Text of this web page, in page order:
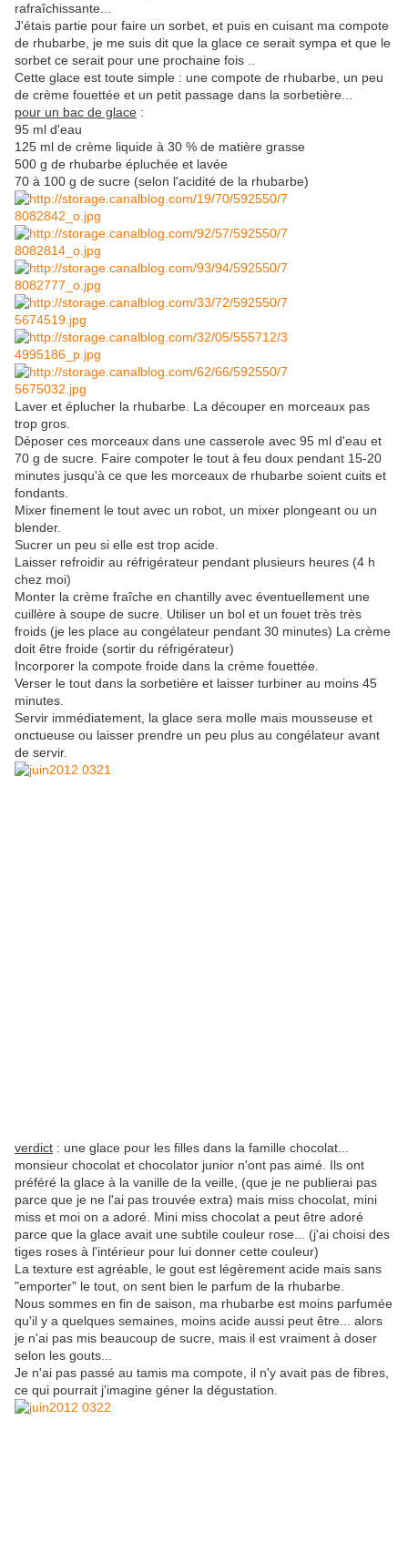
rafraîchissante...
J'étais partie pour faire un sorbet, et puis en cuisant ma compote
de rhubarbe, je me suis dit que la glace ce serait sympa et que le
sorbet ce serait pour une prochaine fois ..
Cette glace est toute simple : une compote de rhubarbe, un peu
de crème fouettée et un petit passage dans la sorbetière...
pour un bac de glace :
95 ml d'eau
125 ml de crème liquide à 30 % de matière grasse
500 g de rhubarbe épluchée et lavée
70 à 100 g de sucre (selon l'acidité de la rhubarbe)
Laver et éplucher la rhubarbe. La découper en morceaux pas
trop gros.
Déposer ces morceaux dans une casserole avec 95 ml d'eau et
70 g de sucre. Faire compoter le tout à feu doux pendant 15-20
minutes jusqu'à ce que les morceaux de rhubarbe soient cuits et
fondants.
Mixer finement le tout avec un robot, un mixer plongeant ou un
blender.
Sucrer un peu si elle est trop acide.
Laisser refroidir au réfrigérateur pendant plusieurs heures (4 h
chez moi)
Monter la crème fraîche en chantilly avec éventuellement une
cuillère à soupe de sucre. Utiliser un bol et un fouet très très
froids (je les place au congélateur pendant 30 minutes) La crème
doit être froide (sortir du réfrigérateur)
Incorporer la compote froide dans la crème fouettée.
Verser le tout dans la sorbetière et laisser turbiner au moins 45
minutes.
Servir immédiatement, la glace sera molle mais mousseuse et
onctueuse ou laisser prendre un peu plus au congélateur avant
de servir.
verdict : une glace pour les filles dans la famille chocolat...
monsieur chocolat et chocolator junior n'ont pas aimé. Ils ont
préféré la glace à la vanille de la veille, (que je ne publierai pas
parce que je ne l'ai pas trouvée extra) mais miss chocolat, mini
miss et moi on a adoré. Mini miss chocolat a peut être adoré
parce que la glace avait une subtile couleur rose... (j'ai choisi des
tiges roses à l'intérieur pour lui donner cette couleur)
La texture est agréable, le gout est légèrement acide mais sans
"emporter" le tout, on sent bien le parfum de la rhubarbe.
Nous sommes en fin de saison, ma rhubarbe est moins parfumée
qu'il y a quelques semaines, moins acide aussi peut être... alors
je n'ai pas mis beaucoup de sucre, mais il est vraiment à doser
selon les gouts...
Je n'ai pas passé au tamis ma compote, il n'y avait pas de fibres,
ce qui pourrait j'imagine géner la dégustation.